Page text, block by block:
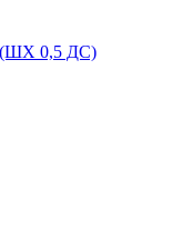
(ШХ 0,5 ДС)